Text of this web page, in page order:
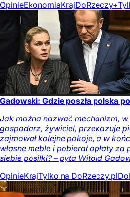
OpinieEkonomiaKrajDoRzeczy+
Gadowski: Gdzie poszła polska
Jak można nazwać mechanizm,
gospodarz, żywiciel, przekazuje
zajmował kolejne pokoje, a w
własne meble i pobierał opłaty
siebie posiłki? – pyta Witold
OpinieKrajTylko na DoRzeczy.pl